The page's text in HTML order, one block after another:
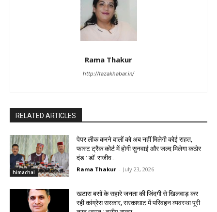
Rama Thakur
http://tazakhabar.in/
RELATED ARTICLES
himachal
पेपर लीक करने वालों को अब नहीं मिलेगी कोई राहत,
फास्ट ट्रैक कोर्ट में होगी सुनवाई और जल्द मिलेगा कठोर
दंड : डॉ. राजीव...
Rama Thakur - July 23, 2026
खटारा बसों के सहारे जनता की जिंदगी से खिलवाड़ कर
रही कांग्रेस सरकार, सरकाघाट में परिवहन व्यवस्था पूरी